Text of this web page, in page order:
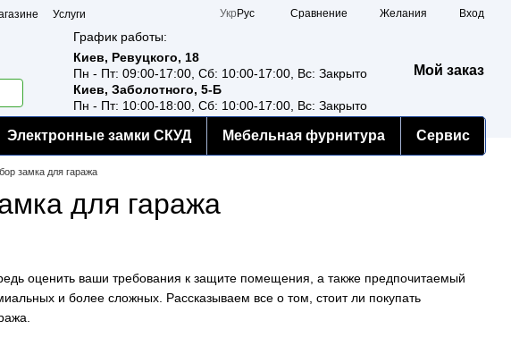
Услуги
Укр Рус Сравнение Желания Вход
График работы:
Киев, Ревуцкого, 18
Пн - Пт: 09:00-17:00, Сб: 10:00-17:00, Вс: Закрыто
Киев, Заболотного, 5-Б
Пн - Пт: 10:00-18:00, Сб: 10:00-17:00, Вс: Закрыто
Мой заказ
Электронные замки СКУД Мебельная фурнитура Сервис
замка для гаража
для гаража
оценить ваши требования к защите помещения, а также предпочитаемый
и более сложных. Рассказываем все о том, стоит ли покупать